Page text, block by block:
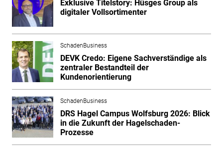
Exklusive Titelstory: Hüsges Group als
digitaler Vollsortimenter
SchadenBusiness
DEVK Credo: Eigene Sachverständige als
zentraler Bestandteil der
Kundenorientierung
SchadenBusiness
DRS Hagel Campus Wolfsburg 2026: Blick
in die Zukunft der Hagelschaden-
Prozesse